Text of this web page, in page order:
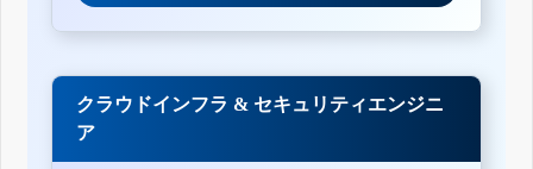
クラウドインフラ & セキュリティエンジニ
ア